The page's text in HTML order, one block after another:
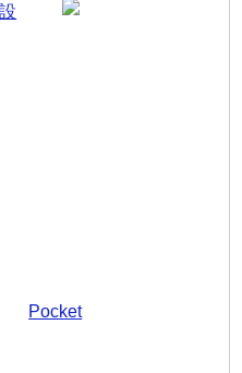
Pocket